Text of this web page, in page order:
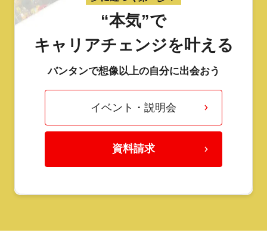
“本気”で
キャリアチェンジを叶える
バンタンで想像以上の自分に出会おう
イベント・説明会
資料請求